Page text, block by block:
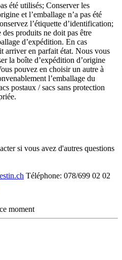
été utilisés; Conserver les
et l’emballage n’a pas été
l’étiquette d’identification;
produits ne doit pas être
d’expédition. En cas
arriver en parfait état. Nous vous
la boîte d’expédition d’origine
pouvez en choisir un autre à
l’emballage du
postaux / sacs sans protection
si vous avez d'autres questions
Téléphone: 078/699 02 02
moment